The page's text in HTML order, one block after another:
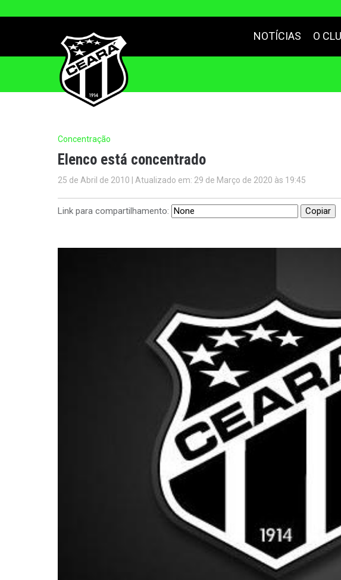
NOTÍCIAS O
Concentração
Elenco está concentrado
25 de Abril de 2010 | Atualizado em: 29 de Março de 2020 às 19:45
Link para compartilhamento: Copiar